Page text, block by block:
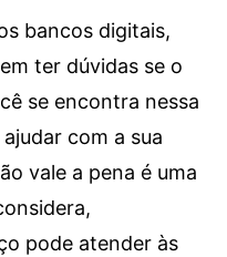
bancos digitais,
ter dúvidas se o
se encontra nessa
com a sua
vale a pena é uma
pode atender às